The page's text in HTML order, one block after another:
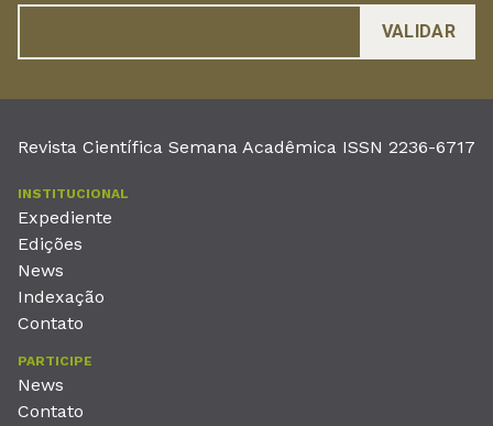
Revista Científica Semana Acadêmica ISSN 2236-6717
INSTITUCIONAL
Expediente
Edições
News
Indexação
Contato
PARTICIPE
News
Contato